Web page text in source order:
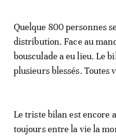
Quelque 800 personnes
distribution. Face au
bousculade a eu lieu. Le
plusieurs blessés. Toutes
Le triste bilan est encore
toujours entre la vie la